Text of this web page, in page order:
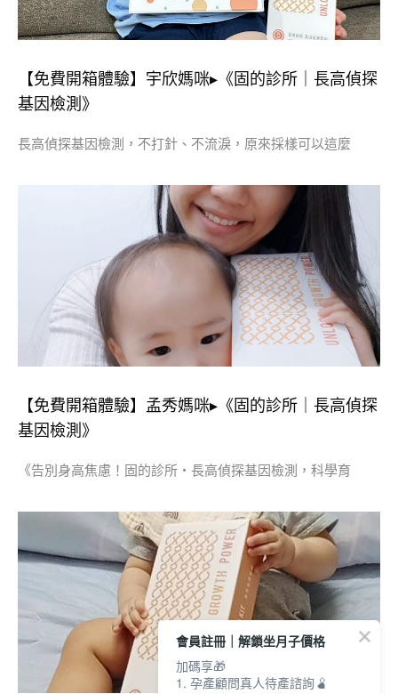
【免費開箱體驗】宇欣媽咪▸《固的診所｜長高偵探
基因檢測》
長高偵探基因檢測，不打針、不流淚，原來採樣可以這麼
【免費開箱體驗】孟秀媽咪▸《固的診所｜長高偵探
基因檢測》
《告別身高焦慮！固的診所・長高偵探基因檢測，科學育
會員註冊｜解鎖坐月子價格
加碼享🎁
1. 孕產顧問真人待產諮詢🫄